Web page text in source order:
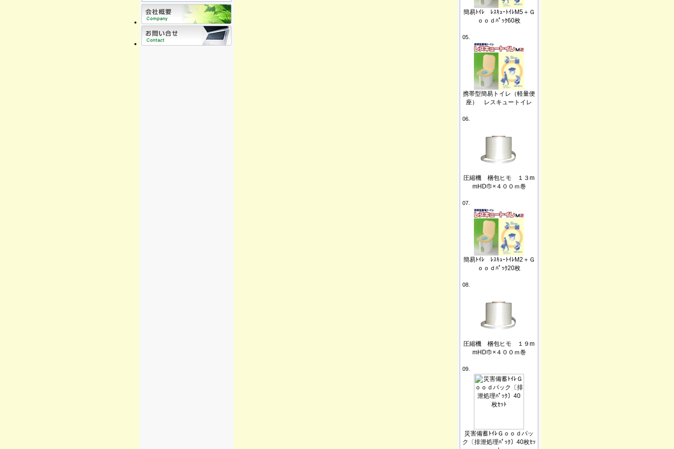
簡易ﾄｲﾚ ﾚｽｷｭｰﾄｲﾚM5＋Ｇ
ｏｏｄﾊﾟｯｸ60枚
05.
携帯型簡易トイレ（軽量便
座） レスキュートイレ
06.
圧縮機 梱包ヒモ １３m
mHD巾×４００ｍ巻
07.
簡易ﾄｲﾚ ﾚｽｷｭｰﾄｲﾚM2＋Ｇ
ｏｏｄﾊﾟｯｸ20枚
08.
圧縮機 梱包ヒモ １９m
mHD巾×４００ｍ巻
09.
災害備蓄ﾄｲﾚＧｏｏｄパッ
ク〔排泄処理ﾊﾟｯｸ〕40枚ｾｯ